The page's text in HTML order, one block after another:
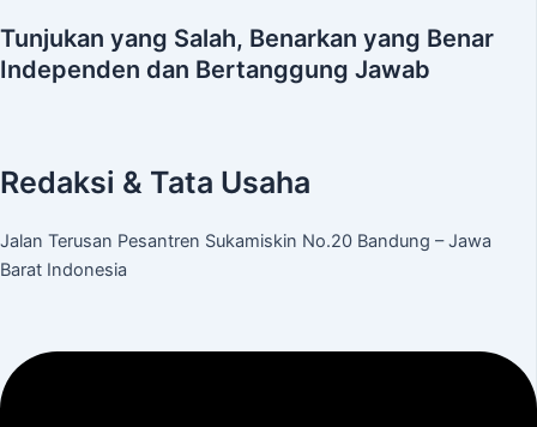
Tunjukan yang Salah, Benarkan yang Benar
Independen dan Bertanggung Jawab
Redaksi & Tata Usaha
Jalan Terusan Pesantren Sukamiskin No.20 Bandung – Jawa
Barat Indonesia